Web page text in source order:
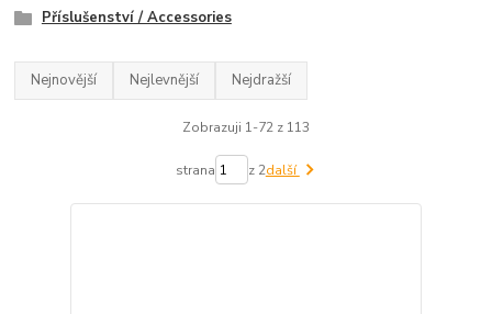
Příslušenství / Accessories
Nejnovější Nejlevnější Nejdražší
Zobrazuji 1-72 z 113
strana z 2další